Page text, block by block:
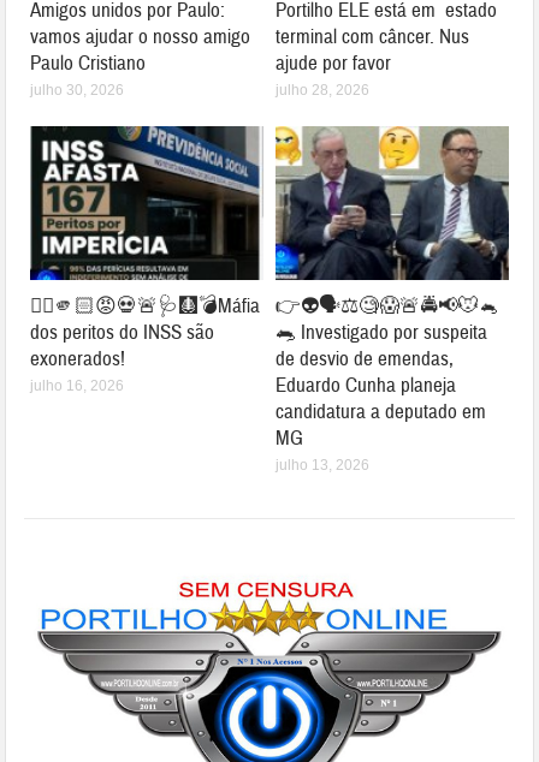
Amigos unidos por Paulo:
vamos ajudar o nosso amigo
Paulo Cristiano
julho 30, 2026
Portilho ELE está em estado
terminal com câncer. Nus
ajude por favor
julho 28, 2026
👉🏻🫵🏻😡💀🚨🩺🩻💣Máfia
dos peritos do INSS são
exonerados!
julho 16, 2026
👉👽🗣⚖🧐😱🚨🚔📢🐭🐁
🐀 Investigado por suspeita
de desvio de emendas,
Eduardo Cunha planeja
candidatura a deputado em
MG
julho 13, 2026